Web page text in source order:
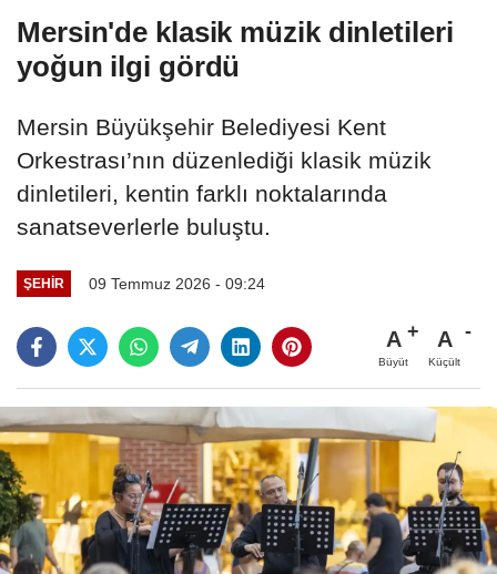
Mersin'de klasik müzik dinletileri
yoğun ilgi gördü
Mersin Büyükşehir Belediyesi Kent
Orkestrası’nın düzenlediği klasik müzik
dinletileri, kentin farklı noktalarında
sanatseverlerle buluştu.
ŞEHIR 09 Temmuz 2026 - 09:24
A
Büyüt
A
Küçült